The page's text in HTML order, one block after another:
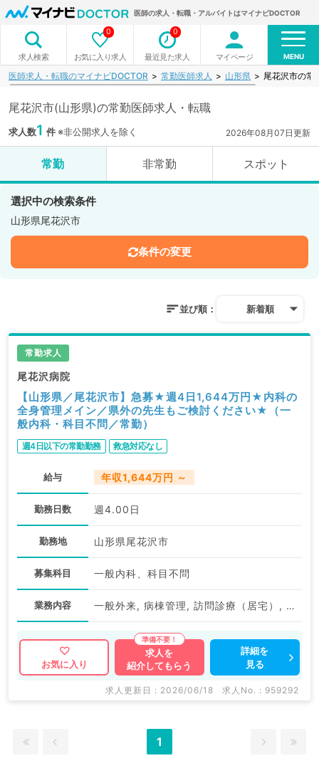
医師の求人・転職・アルバイトはマイナビDOCTOR
求人検索 お気に入り求人
0
最近見た求人
0
マイページ MENU
医師求人・転職のマイナビDOCTOR 常勤医師求人 山形県 尾花沢市の常
尾花沢市(山形県)の常勤医師求人・転職
求人数1 件※非公開求人を除く 2026年08月07日更新
常勤 非常勤 スポット
選択中の検索条件
山形県尾花沢市
条件の変更
並び順： 新着順
常勤求人
尾花沢病院
【山形県／尾花沢市】急募★週4日1,644万円★内科の
全身管理メイン／県外の先生もご検討ください★（一
般内科・科目不問／常勤）
週4日以下の常勤勤務 救急対応なし
給与 年収1,644万円 ～
勤務日数 週4.00日
勤務地 山形県尾花沢市
募集科目 一般内科、科目不問
業務内容 一般外来, 病棟管理, 訪問診療（居宅）, 訪問診療（施設）, 施設管理
お気に入り
求人を
紹介してもらう
詳細を
見る
求人更新日 : 2026/06/18 求人No. : 959292
1